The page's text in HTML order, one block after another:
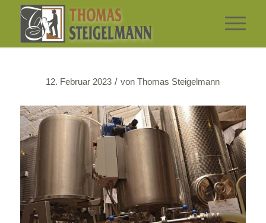
12. Februar 2023 / vonThomas Steigelmann